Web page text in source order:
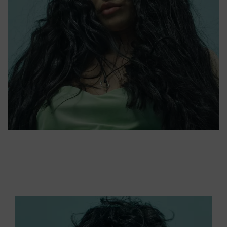
interesses) op deze website en andere (externe) media via de apparaten die
aan u of uw huishouden zijn toegewezen, en om het succes van
reclamecampagnes te meten en te optimaliseren.
Verklaring Gegevensbescherming waarnaar u een link vindt in de voettekst
(sectie "Cookies, Pixel, Vingerafdrukken en vergelijkbare technologieën"). U
kunt uw toestemming te allen tijde met werking voor de toekomst intrekken
door cookies op onze website uit te schakelen onder "Cookie-instellingen" (link
in voettekst). Voor meer informatie over de cookies die op deze website worden
gebruikt, met name over hun bewaarperiode, kunt u de gedetailleerde
informatie over elke cookie raadplegen door hieronder op "aanpassen" te
Als u op "Cookie-instellingen" klikt, kunt u meer informatie vinden over de